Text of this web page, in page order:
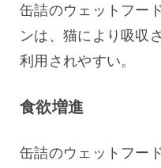
缶詰のウェットフー
ンは、猫により吸収
利用されやすい。
食欲増進
缶詰のウェットフー